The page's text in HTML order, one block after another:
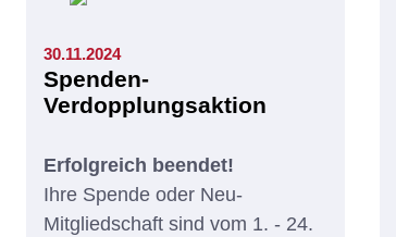
30.11.2024
Spenden-
Verdopplungsaktion
Erfolgreich beendet!
Ihre Spende oder Neu-
Mitgliedschaft sind vom 1. - 24.